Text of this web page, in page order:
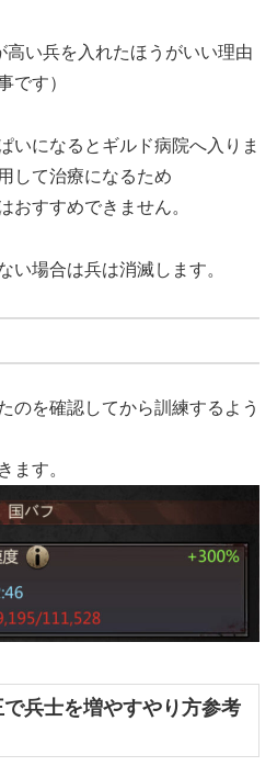
高い兵を入れたほうがいい理由
です）
いになるとギルド病院へ入りま
して治療になるため
おすすめできません。
い場合は兵は消滅します。
のを確認してから訓練するよう
ます。
兵士を増やすやり方参考